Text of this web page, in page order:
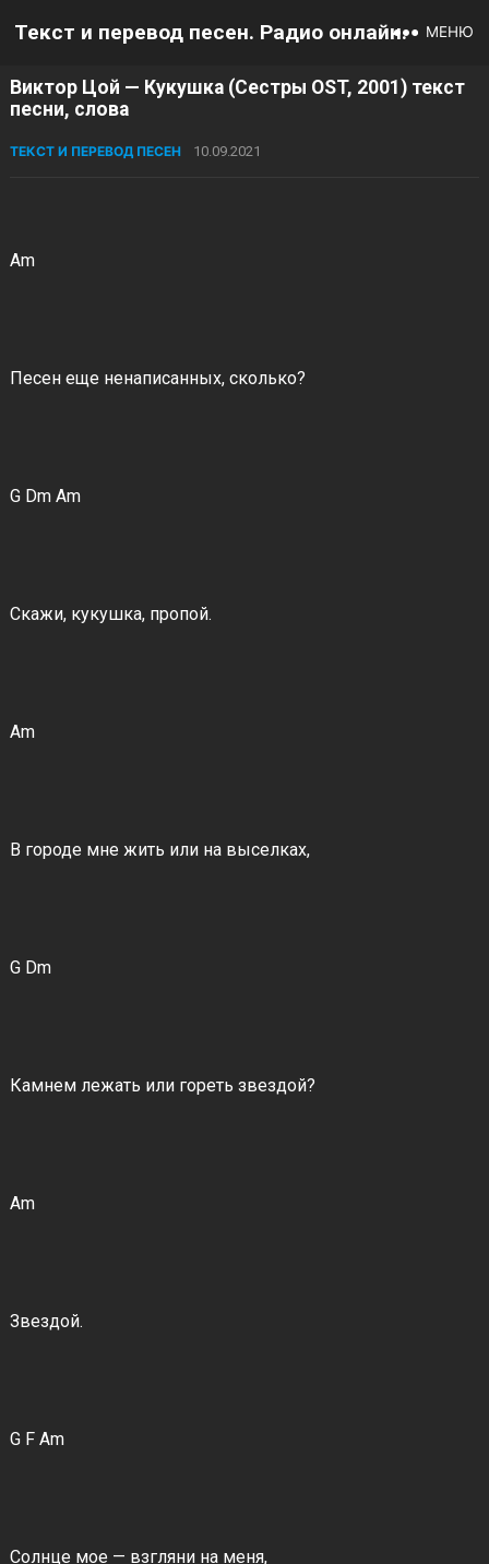
Текст и перевод песен. Радио онлайн. МЕНЮ
Виктор Цой — Кукушка (Сестры OST, 2001) текст
песни, слова
ТЕКСТ И ПЕРЕВОД ПЕСЕН 10.09.2021
Am
Песен еще ненаписанных, сколько?
G Dm Am
Скажи, кукушка, пропой.
Am
В городе мне жить или на выселках,
G Dm
Камнем лежать или гореть звездой?
Am
Звездой.
G F Am
Солнце мое — взгляни на меня,